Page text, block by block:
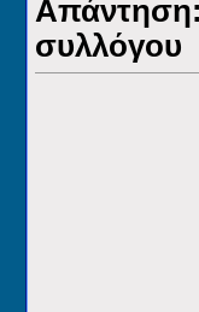
Απάντηση:
συλλόγου